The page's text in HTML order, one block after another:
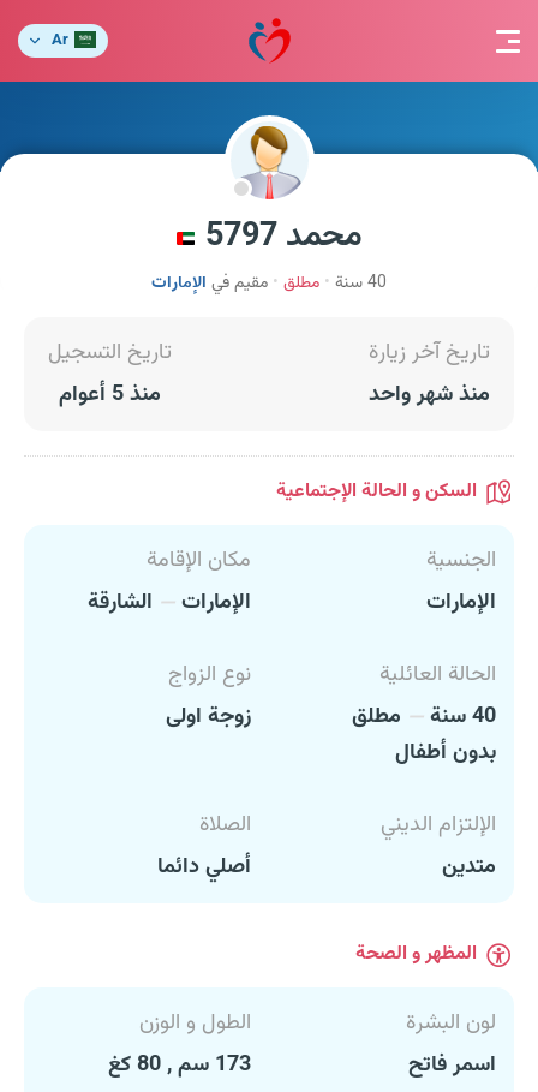
Ar
محمد 5797
40 سنة مطلق مقيم في الإمارات
تاريخ آخر زيارة
منذ شهر واحد
تاريخ التسجيل
منذ 5 أعوام
السكن و الحالة الإجتماعية
الجنسية
الإمارات
مكان الإقامة
الإمارات
الشارقة
الحالة العائلية
40 سنة
مطلق
بدون أطفال
نوع الزواج
زوجة اولى
الإلتزام الديني
متدين
الصلاة
أصلي دائما
المظهر و الصحة
لون البشرة
اسمر فاتح
الطول و الوزن
173 سم , 80 كغ